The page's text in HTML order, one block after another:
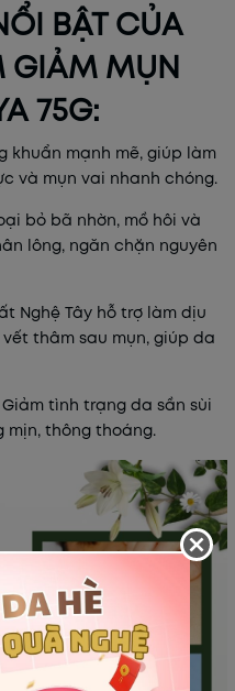
BẬT CỦA
GIẢM MỤN
75G:
khuẩn mạnh mẽ, giúp làm
và mụn vai nhanh chóng.
bỏ bã nhờn, mồ hôi và
lông, ngăn chặn nguyên
Nghệ Tây hỗ trợ làm dịu
thâm sau mụn, giúp da
Giảm tình trạng da sần sùi
mịn, thông thoáng.